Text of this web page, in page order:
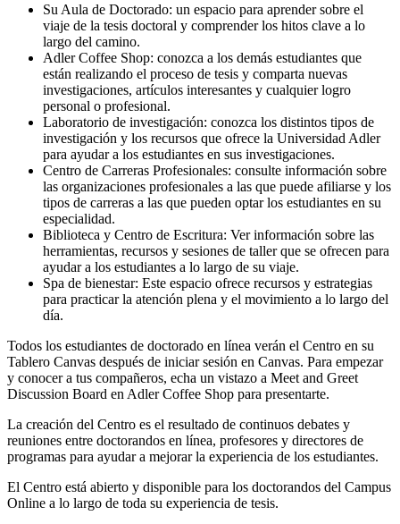
Su Aula de Doctorado: un espacio para aprender sobre el
viaje de la tesis doctoral y comprender los hitos clave a lo
largo del camino.
Adler Coffee Shop: conozca a los demás estudiantes que
están realizando el proceso de tesis y comparta nuevas
investigaciones, artículos interesantes y cualquier logro
personal o profesional.
Laboratorio de investigación: conozca los distintos tipos de
investigación y los recursos que ofrece la Universidad Adler
para ayudar a los estudiantes en sus investigaciones.
Centro de Carreras Profesionales: consulte información sobre
las organizaciones profesionales a las que puede afiliarse y los
tipos de carreras a las que pueden optar los estudiantes en su
especialidad.
Biblioteca y Centro de Escritura: Ver información sobre las
herramientas, recursos y sesiones de taller que se ofrecen para
ayudar a los estudiantes a lo largo de su viaje.
Spa de bienestar: Este espacio ofrece recursos y estrategias
para practicar la atención plena y el movimiento a lo largo del
día.
Todos los estudiantes de doctorado en línea verán el Centro en su
Tablero Canvas después de iniciar sesión en Canvas. Para empezar
y conocer a tus compañeros, echa un vistazo a Meet and Greet
Discussion Board en Adler Coffee Shop para presentarte.
La creación del Centro es el resultado de continuos debates y
reuniones entre doctorandos en línea, profesores y directores de
programas para ayudar a mejorar la experiencia de los estudiantes.
El Centro está abierto y disponible para los doctorandos del Campus
Online a lo largo de toda su experiencia de tesis.